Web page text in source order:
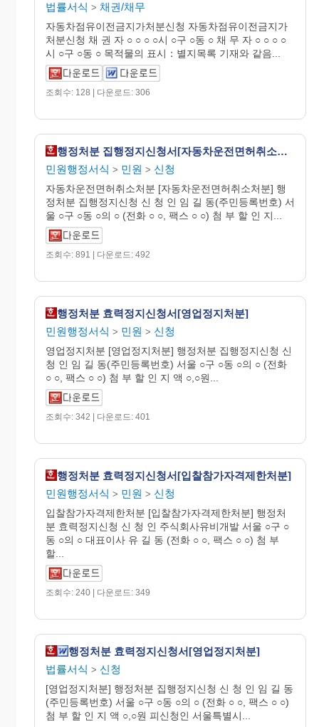
법률서식 > 채권/채무
자동차점유이전금지가처분신청 자동차점유이전금지가
처분신청 채 권 자 ○ ○ ○ ○시 ○구 ○동 ○ 채 무 자 ○ ○ ○ ○
시 ○구 ○동 ○ 목적물의 표시：별지목록 기재와 같음...
조회수: 128 | 다운로드: 306
행정처분 집행정지신청서[자동차운전면허취소처분]
민원행정서식 > 민원 > 신청
자동차운전면허취소처분 [자동차운전면허취소처분] 행
정처분 집행정지신청 신 청 인 임 길 동(주민등록번호) 서
울 ○구 ○동 ○의 ○ (전화 ○ ○, 팩스 ○ ○) 첨 부 할 인 지...
조회수: 891 | 다운로드: 492
행정처분 효력정지신청서[영업정지처분]
민원행정서식 > 민원 > 신청
영업정지처분 [영업정지처분] 행정처분 집행정지신청 신
청 인 임 길 동(주민등록번호) 서울 ○구 ○동 ○의 ○ (전화
○ ○, 팩스 ○ ○) 첨 부 할 인 지 액 ○,○원...
조회수: 342 | 다운로드: 401
행정처분 효력정지신청서[입찰참가자격제한처분]
민원행정서식 > 민원 > 신청
입찰참가자격제한처분 [입찰참가자격제한처분] 행정처
분 효력정지신청 신 청 인 주식회사유비개발 서울 ○구 ○
동 ○의 ○ 대표이사 유 길 동 (전화 ○ ○, 팩스 ○ ○) 첨 부
할...
조회수: 240 | 다운로드: 349
행정처분 효력정지신청서[영업정지처분]
법률서식 > 신청
[영업정지처분] 행정처분 집행정지신청 신 청 인 임 길 동
(주민등록번호) 서울 ○구 ○동 ○의 ○ (전화 ○ ○, 팩스 ○ ○)
첨 부 할 인 지 액 ○,○원 피신청인 서울특별시...